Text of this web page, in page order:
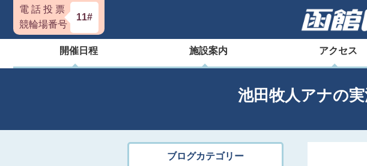
電 話 投 票
競輪場番号
11#
開催日程 施設案内 アクセス
池田牧人アナの
ブログカテゴリー